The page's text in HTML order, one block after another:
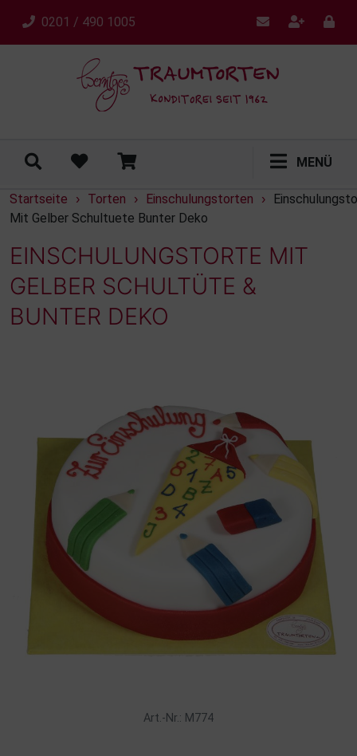
0201 / 490 1005
MENÜ
Startseite › Torten › Einschulungstorten ›
Mit Gelber Schultuete Bunter Deko
EINSCHULUNGSTORTE MIT
GELBER SCHULTÜTE &
BUNTER DEKO
Art.-Nr.: M774